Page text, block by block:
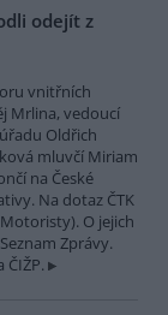
odejít z
vnitřních
Mrlina, vedoucí
Oldřich
mluvčí Miriam
na České
Na dotaz ČTK
O jejich
Zprávy.